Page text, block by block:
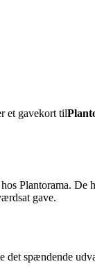
et gavekort til
Plantorama.
gave.
spændende